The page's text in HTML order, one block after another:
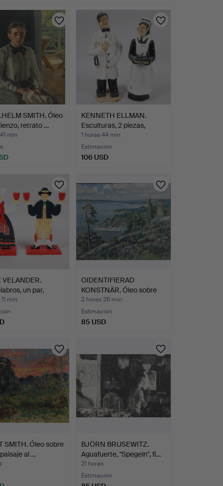
SMITH. Óleo
retrato …
min
KENNETH ELLMAN.
Esculturas, 2 piezas,
cerá…
1 horas 44 min
Estimación
106 USD
VELANDER.
un par,
min
OIDENTIFIERAD
KONSTNÄR. Óleo sobre
lienzo,…
2 horas 26 min
Estimación
85 USD
SMITH. Óleo sobre
al …
BJÖRN BRUSEWITZ.
Aguafuerte, "Spegeln", fi…
21 horas
Estimación